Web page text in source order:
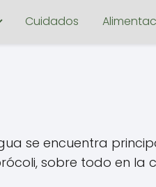
Cuidados
se encuentra
sobre todo en la